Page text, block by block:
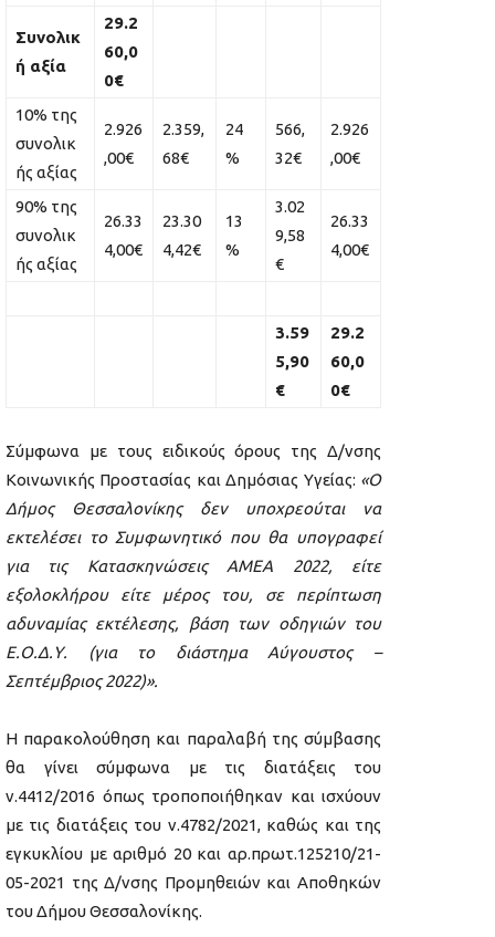
Συνολικ
ή αξία
29.2
60,0
0€
10% της
συνολικ
ής αξίας
2.926
,00€
2.359,
68€
24
%
566,
32€
2.926
,00€
90% της
συνολικ
ής αξίας
26.33
4,00€
23.30
4,42€
13
%
3.02
9,58
€
26.33
4,00€
3.59
5,90
€
29.2
60,0
0€
Σύμφωνα με τους ειδικούς όρους της Δ/νσης
Κοινωνικής Προστασίας και Δημόσιας Υγείας: «Ο
Δήμος Θεσσαλονίκης δεν υποχρεούται να
εκτελέσει το Συμφωνητικό που θα υπογραφεί
για τις Κατασκηνώσεις ΑΜΕΑ 2022, είτε
εξολοκλήρου είτε μέρος του, σε περίπτωση
αδυναμίας εκτέλεσης, βάση των οδηγιών του
Ε.Ο.Δ.Υ. (για το διάστημα Αύγουστος –
Σεπτέμβριος 2022)».
Η παρακολούθηση και παραλαβή της σύμβασης
θα γίνει σύμφωνα με τις διατάξεις του
ν.4412/2016 όπως τροποποιήθηκαν και ισχύουν
με τις διατάξεις του ν.4782/2021, καθώς και της
εγκυκλίου με αριθμό 20 και αρ.πρωτ.125210/21-
05-2021 της Δ/νσης Προμηθειών και Αποθηκών
του Δήμου Θεσσαλονίκης.